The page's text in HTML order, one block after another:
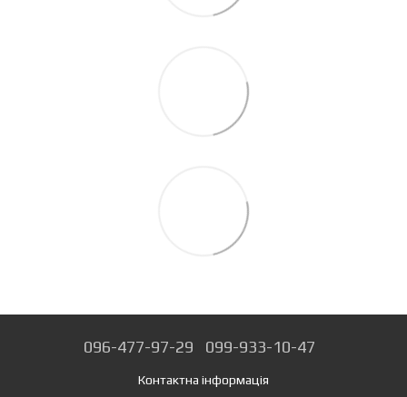
096-477-97-29 099-933-10-47
Контактна інформація